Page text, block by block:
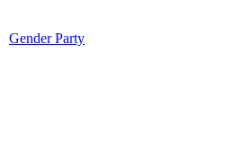
Gender Party